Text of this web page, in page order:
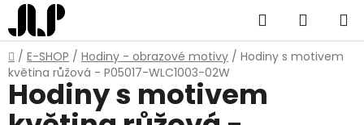
Přejít
na
obsah
Hledat
KOŠÍK
Domů
/ E-SHOP / Hodiny - obrazové motivy / Hodiny s motivem
květina růžová - P05017-WLC1003-02W
Hodiny s motivem